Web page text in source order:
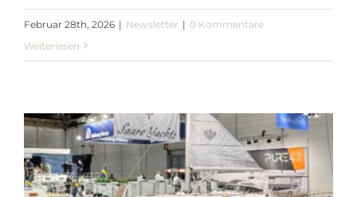
Februar 28th, 2026 | Newsletter | 0 Kommentare
Weiterlesen